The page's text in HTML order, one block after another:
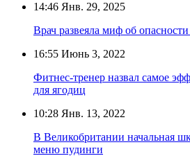
14:46 Янв. 29, 2025
Врач развеяла миф об
16:55 Июнь 3, 2022
Фитнес-тренер назвал самое
для ягодиц
10:28 Янв. 13, 2022
В Великобритании начальная
меню пудинги